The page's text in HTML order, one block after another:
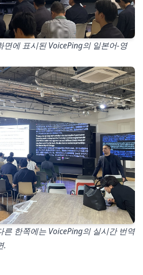
에 표시된 VoicePing의 일본어-영
른 한쪽에는 VoicePing의 실시간 번역
.